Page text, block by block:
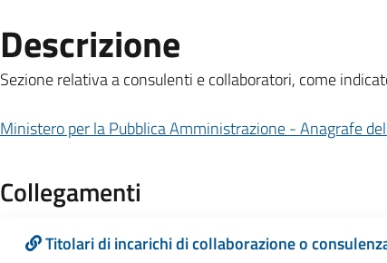
Descrizione
Sezione relativa a consulenti e collaboratori, come
Ministero per la Pubblica Amministrazione - Anagrafe
Collegamenti
Titolari di incarichi di collaborazione o